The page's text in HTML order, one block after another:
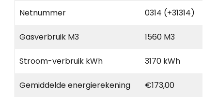
Netnummer 0314 (+31314)
Gasverbruik M3 1560 M3
Stroom-verbruik kWh 3170 kWh
Gemiddelde energierekening €173,00